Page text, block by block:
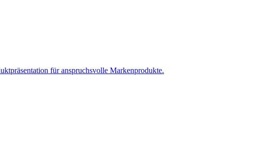
für anspruchsvolle Markenprodukte.